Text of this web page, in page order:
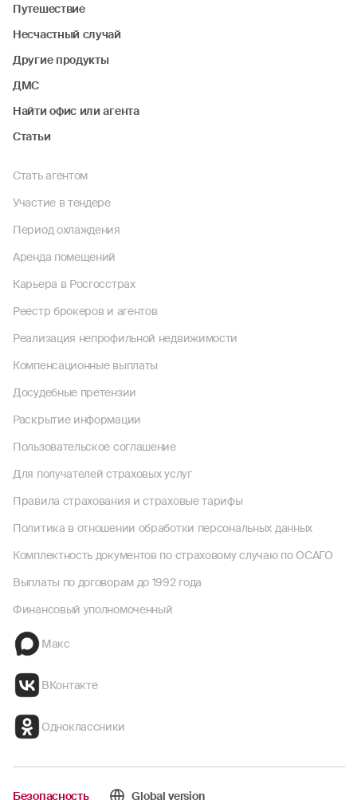
Путешествие
Несчастный случай
Другие продукты
ДМС
Найти офис или агента
Статьи
Стать агентом
Участие в тендере
Период охлаждения
Аренда помещений
Карьера в Росгосстрах
Реестр брокеров и агентов
Реализация непрофильной недвижимости
Компенсационные выплаты
Досудебные претензии
Раскрытие информации
Пользовательское соглашение
Для получателей страховых услуг
Правила страхования и страховые тарифы
Политика в отношении обработки персональных данных
Комплектность документов по страховому случаю по ОСАГО
Выплаты по договорам до 1992 года
Финансовый уполномоченный
Макс
ВКонтакте
Одноклассники
Безопасность Global version